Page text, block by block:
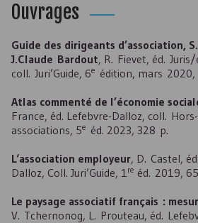
Ouvrages
Guide des dirigeants d’association,
J.Claude Bardout, R. Fievet, éd.
coll. Juri’Guide, 6e édition, mars
Atlas commenté de l’économie
France, éd. Lefebvre-Dalloz, coll.
associations, 5e éd. 2023, 328 p.
L‘association employeur, D. Castel,
Dalloz, Coll. Juri’Guide, 1re éd. 2019,
Le paysage associatif français :
V. Tchernonog, L. Prouteau, éd.